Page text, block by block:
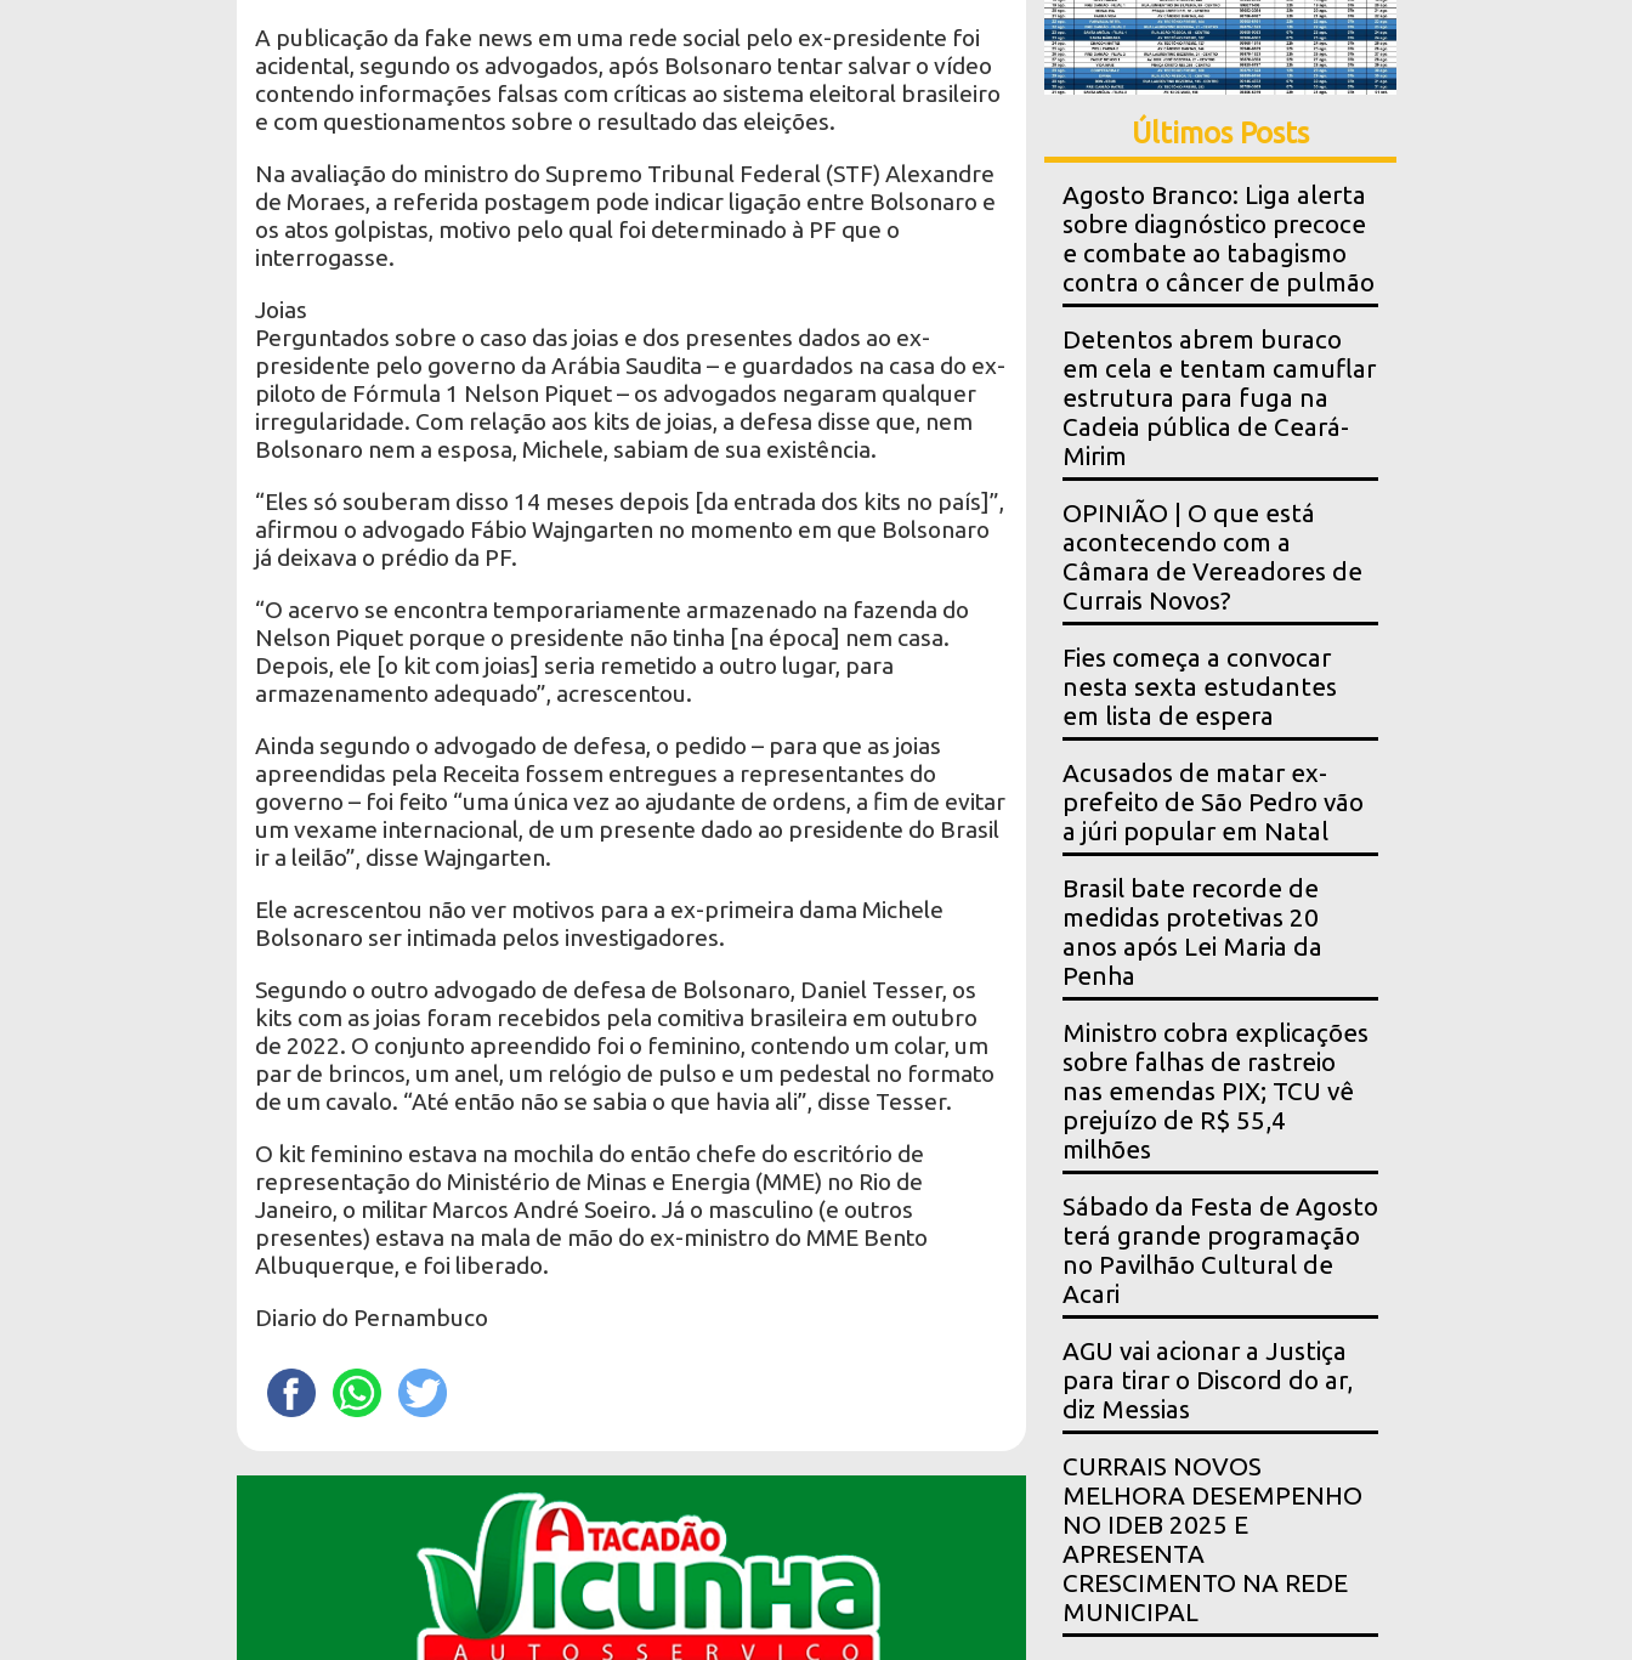
A publicação da fake news em uma rede social pelo ex-presidente foi
acidental, segundo os advogados, após Bolsonaro tentar salvar o vídeo
contendo informações falsas com críticas ao sistema eleitoral brasileiro
e com questionamentos sobre o resultado das eleições.
Na avaliação do ministro do Supremo Tribunal Federal (STF) Alexandre
de Moraes, a referida postagem pode indicar ligação entre Bolsonaro e
os atos golpistas, motivo pelo qual foi determinado à PF que o
interrogasse.
Joias
Perguntados sobre o caso das joias e dos presentes dados ao ex-
presidente pelo governo da Arábia Saudita – e guardados na casa do ex-
piloto de Fórmula 1 Nelson Piquet – os advogados negaram qualquer
irregularidade. Com relação aos kits de joias, a defesa disse que, nem
Bolsonaro nem a esposa, Michele, sabiam de sua existência.
“Eles só souberam disso 14 meses depois [da entrada dos kits no país]”,
afirmou o advogado Fábio Wajngarten no momento em que Bolsonaro
já deixava o prédio da PF.
“O acervo se encontra temporariamente armazenado na fazenda do
Nelson Piquet porque o presidente não tinha [na época] nem casa.
Depois, ele [o kit com joias] seria remetido a outro lugar, para
armazenamento adequado”, acrescentou.
Ainda segundo o advogado de defesa, o pedido – para que as joias
apreendidas pela Receita fossem entregues a representantes do
governo – foi feito “uma única vez ao ajudante de ordens, a fim de evitar
um vexame internacional, de um presente dado ao presidente do Brasil
ir a leilão”, disse Wajngarten.
Ele acrescentou não ver motivos para a ex-primeira dama Michele
Bolsonaro ser intimada pelos investigadores.
Segundo o outro advogado de defesa de Bolsonaro, Daniel Tesser, os
kits com as joias foram recebidos pela comitiva brasileira em outubro
de 2022. O conjunto apreendido foi o feminino, contendo um colar, um
par de brincos, um anel, um relógio de pulso e um pedestal no formato
de um cavalo. “Até então não se sabia o que havia ali”, disse Tesser.
O kit feminino estava na mochila do então chefe do escritório de
representação do Ministério de Minas e Energia (MME) no Rio de
Janeiro, o militar Marcos André Soeiro. Já o masculino (e outros
presentes) estava na mala de mão do ex-ministro do MME Bento
Albuquerque, e foi liberado.
Diario do Pernambuco
Últimos Posts
Agosto Branco: Liga alerta
sobre diagnóstico precoce
e combate ao tabagismo
contra o câncer de pulmão
Detentos abrem buraco
em cela e tentam camuflar
estrutura para fuga na
Cadeia pública de Ceará-
Mirim
OPINIÃO | O que está
acontecendo com a
Câmara de Vereadores de
Currais Novos?
Fies começa a convocar
nesta sexta estudantes
em lista de espera
Acusados de matar ex-
prefeito de São Pedro vão
a júri popular em Natal
Brasil bate recorde de
medidas protetivas 20
anos após Lei Maria da
Penha
Ministro cobra explicações
sobre falhas de rastreio
nas emendas PIX; TCU vê
prejuízo de R$ 55,4
milhões
Sábado da Festa de Agosto
terá grande programação
no Pavilhão Cultural de
Acari
AGU vai acionar a Justiça
para tirar o Discord do ar,
diz Messias
CURRAIS NOVOS
MELHORA DESEMPENHO
NO IDEB 2025 E
APRESENTA
CRESCIMENTO NA REDE
MUNICIPAL